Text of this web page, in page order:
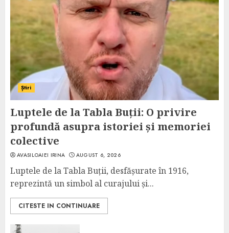
Știri
Luptele de la Tabla Buții: O privire
profundă asupra istoriei și memoriei
colective
AVASILOAIEI IRINA AUGUST 6, 2026
Luptele de la Tabla Buții, desfășurate în 1916,
reprezintă un simbol al curajului și...
CITESTE IN CONTINUARE